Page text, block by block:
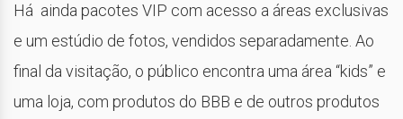
Há ainda pacotes VIP com acesso a áreas exclusivas
e um estúdio de fotos, vendidos separadamente. Ao
final da visitação, o público encontra uma área “kids” e
uma loja, com produtos do BBB e de outros produtos